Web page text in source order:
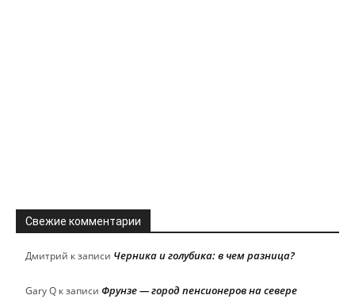
Свежие комментарии
Дмитрий к записи Черника и голубика: в чем разница?
Gary Q к записи Фрунзе — город пенсионеров на севере